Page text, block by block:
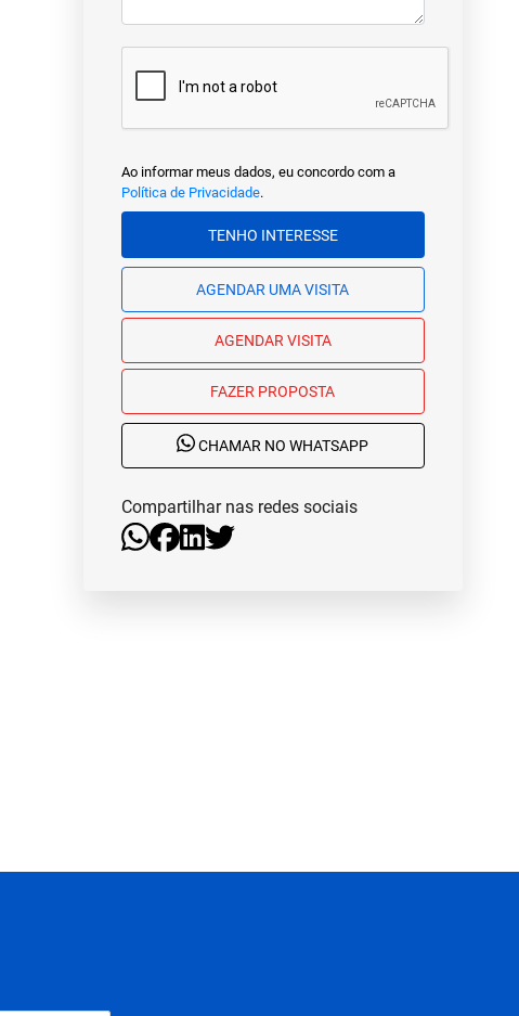
Ao informar meus dados, eu concordo com a
Política de Privacidade.
TENHO INTERESSE
AGENDAR UMA VISITA
AGENDAR VISITA
FAZER PROPOSTA
CHAMAR NO WHATSAPP
Compartilhar nas redes sociais